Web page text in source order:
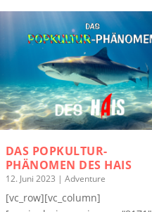
DAS POPKULTUR-
PHÄNOMEN DES HAIS
12. Juni 2023 | Adventure
[vc_row][vc_column]